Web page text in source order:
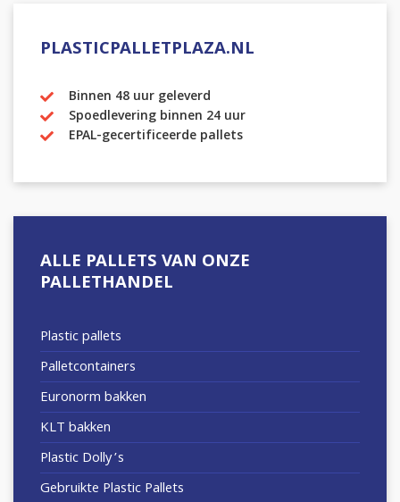
PLASTICPALLETPLAZA.NL
Binnen 48 uur geleverd
Spoedlevering binnen 24 uur
EPAL-gecertificeerde pallets
ALLE PALLETS VAN ONZE
PALLETHANDEL
Plastic pallets
Palletcontainers
Euronorm bakken
KLT bakken
Plastic Dolly’s
Gebruikte Plastic Pallets